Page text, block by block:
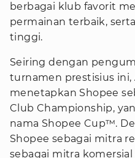
berbagai klub favorit
permainan terbaik,
tinggi.
Seiring dengan
turnamen prestisius ini,
menetapkan Shopee
Club Championship,
nama Shopee Cup™.
Shopee sebagai mitra
sebagai mitra